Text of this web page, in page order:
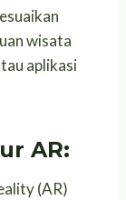
wisata
aplikasi
AR:
(AR)